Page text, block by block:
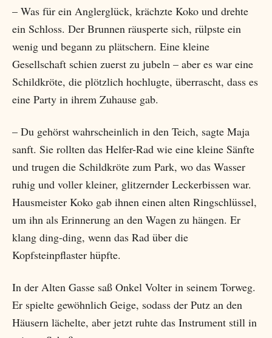
– Was für ein Anglerglück, krächzte Koko und drehte
ein Schloss. Der Brunnen räusperte sich, rülpste ein
wenig und begann zu plätschern. Eine kleine
Gesellschaft schien zuerst zu jubeln – aber es war eine
Schildkröte, die plötzlich hochlugte, überrascht, dass es
eine Party in ihrem Zuhause gab.
– Du gehörst wahrscheinlich in den Teich, sagte Maja
sanft. Sie rollten das Helfer-Rad wie eine kleine Sänfte
und trugen die Schildkröte zum Park, wo das Wasser
ruhig und voller kleiner, glitzernder Leckerbissen war.
Hausmeister Koko gab ihnen einen alten Ringschlüssel,
um ihn als Erinnerung an den Wagen zu hängen. Er
klang ding-ding, wenn das Rad über die
Kopfsteinpflaster hüpfte.
In der Alten Gasse saß Onkel Volter in seinem Torweg.
Er spielte gewöhnlich Geige, sodass der Putz an den
Häusern lächelte, aber jetzt ruhte das Instrument still in